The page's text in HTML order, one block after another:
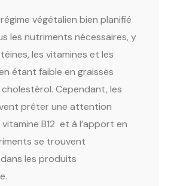
végétalien bien planifié
les nutriments nécessaires, y
les vitamines et les
étant faible en graisses
Cependant, les
prêter une attention
B12 et à l’apport en
se trouvent
les produits